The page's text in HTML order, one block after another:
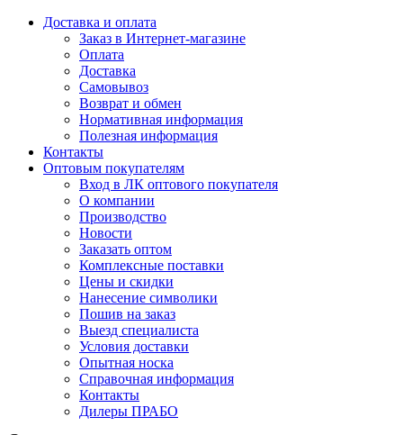
Доставка и оплата
Заказ в Интернет-магазине
Оплата
Доставка
Самовывоз
Возврат и обмен
Нормативная информация
Полезная информация
Контакты
Оптовым покупателям
Вход в ЛК оптового покупателя
О компании
Производство
Новости
Заказать оптом
Комплексные поставки
Цены и скидки
Нанесение символики
Пошив на заказ
Выезд специалиста
Условия доставки
Опытная носка
Справочная информация
Контакты
Дилеры ПРАБО